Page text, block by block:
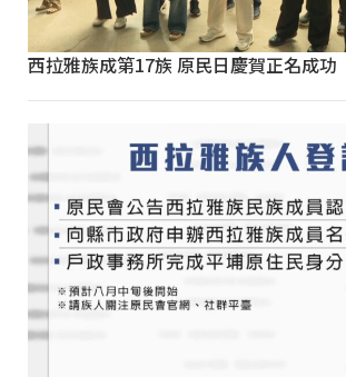
西拉雅族成第17族 原民日慶賀正名成功